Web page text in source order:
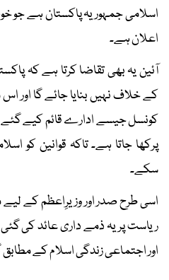
اسلامی جمہوریہ پاکستان ہے جو
اعلان ہے۔
آئین یہ بھی تقاضا کرتا ہے کہ
کے خلاف نہیں بنایا جائے گا اور
کونسل جیسے ادارے قائم کیے گئے
پرکھا جاتا ہے۔ تاکہ قوانین کو
سکے۔
اسی طرح صدر اور وزیرِاعظم کے
ریاست پر یہ ذمے داری عائد کی
اور اجتماعی زندگی اسلام کے